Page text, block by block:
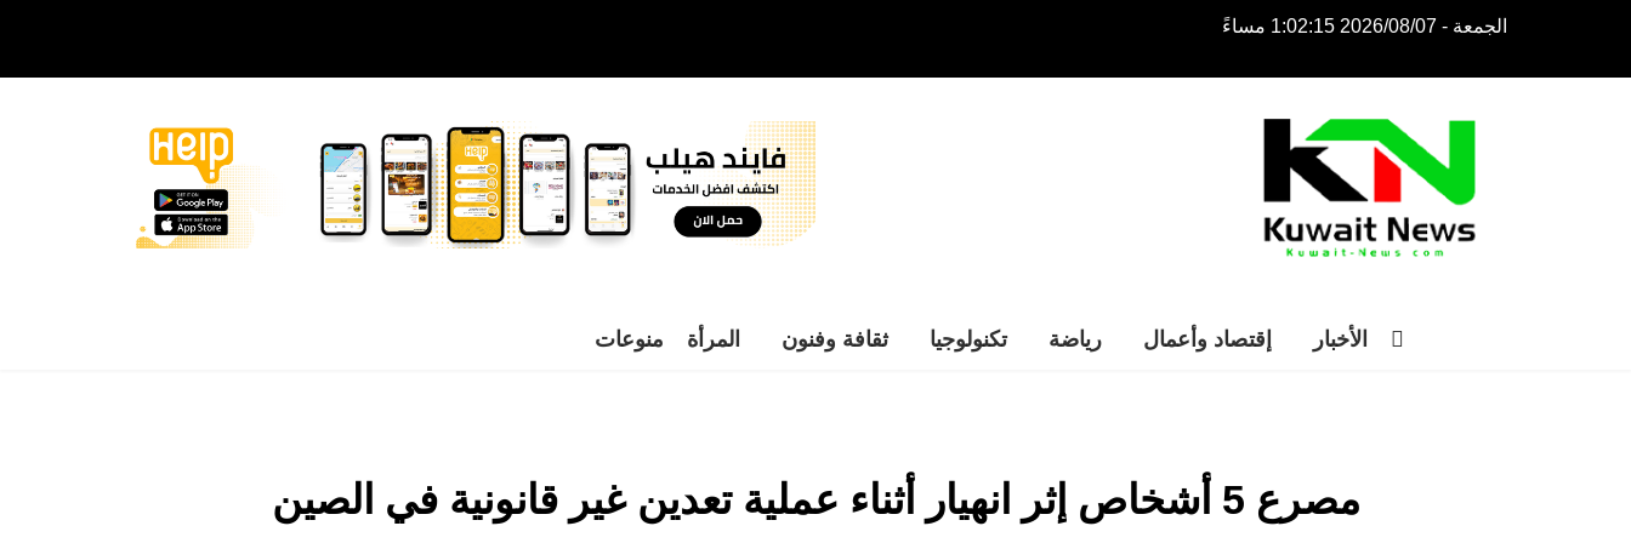
الجمعة - 2026/08/07 1:02:15 مساءً
NE
NEWS ELEMENTOR
الأخبار إقتصاد وأعمال رياضة تكنولوجيا ثقافة وفنون المرأة منوعات
مصرع 5 أشخاص إثر انهيار أثناء عملية تعدين غير قانونية في الصين